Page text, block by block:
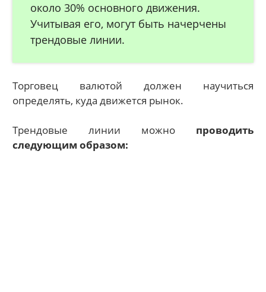
около 30% основного движения.
Учитывая его, могут быть начерчены
трендовые линии.
Торговец валютой должен научиться
определять, куда движется рынок.
Трендовые линии можно проводить
следующим образом: